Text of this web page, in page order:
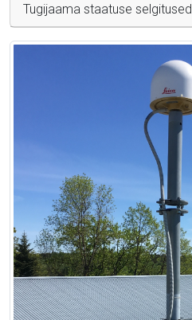
Tugijaama staatuse selgitused